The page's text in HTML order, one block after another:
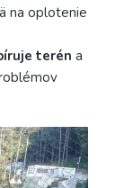
na oplotenie
terén a